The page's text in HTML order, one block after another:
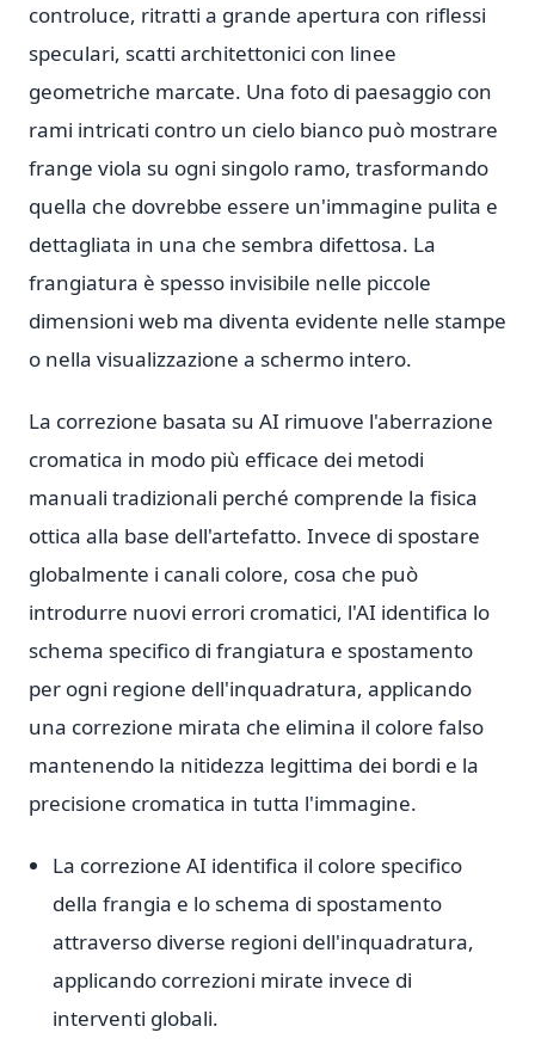
controluce, ritratti a grande apertura con riflessi
speculari, scatti architettonici con linee
geometriche marcate. Una foto di paesaggio con
rami intricati contro un cielo bianco può mostrare
frange viola su ogni singolo ramo, trasformando
quella che dovrebbe essere un'immagine pulita e
dettagliata in una che sembra difettosa. La
frangiatura è spesso invisibile nelle piccole
dimensioni web ma diventa evidente nelle stampe
o nella visualizzazione a schermo intero.
La correzione basata su AI rimuove l'aberrazione
cromatica in modo più efficace dei metodi
manuali tradizionali perché comprende la fisica
ottica alla base dell'artefatto. Invece di spostare
globalmente i canali colore, cosa che può
introdurre nuovi errori cromatici, l'AI identifica lo
schema specifico di frangiatura e spostamento
per ogni regione dell'inquadratura, applicando
una correzione mirata che elimina il colore falso
mantenendo la nitidezza legittima dei bordi e la
precisione cromatica in tutta l'immagine.
La correzione AI identifica il colore specifico
della frangia e lo schema di spostamento
attraverso diverse regioni dell'inquadratura,
applicando correzioni mirate invece di
interventi globali.